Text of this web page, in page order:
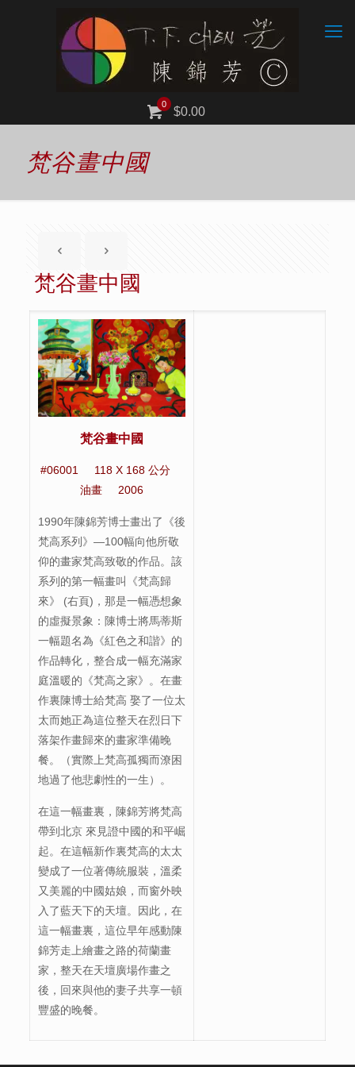
0
$0.00
梵谷畫中國
梵谷畫中國
梵谷畫中國
#06001 118 X 168 公分
油畫 2006
1990年陳錦芳博士畫出了《後
梵高系列》—100幅向他所敬
仰的畫家梵高致敬的作品。該
系列的第一幅畫叫《梵高歸
來》 (右頁)，那是一幅憑想象
的虛擬景象：陳博士將馬蒂斯
一幅題名為《紅色之和諧》的
作品轉化，整合成一幅充滿家
庭溫暖的《梵高之家》。在畫
作裏陳博士給梵高 娶了一位太
太而她正為這位整天在烈日下
落架作畫歸來的畫家準備晚
餐。（實際上梵高孤獨而潦困
地過了他悲劇性的一生）。
在這一幅畫裏，陳錦芳將梵高
帶到北京 來見證中國的和平崛
起。在這幅新作裏梵高的太太
變成了一位著傳統服裝，溫柔
又美麗的中國姑娘，而窗外映
入了藍天下的天壇。因此，在
這一幅畫裏，這位早年感動陳
錦芳走上繪畫之路的荷蘭畫
家，整天在天壇廣場作畫之
後，回來與他的妻子共享一頓
豐盛的晚餐。